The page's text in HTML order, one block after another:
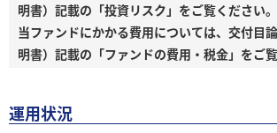
明書）記載の「投資リスク」をご覧ください。
当ファンドにかかる費用については、交付目
明書）記載の「ファンドの費用・税金」をご覧
運用状況